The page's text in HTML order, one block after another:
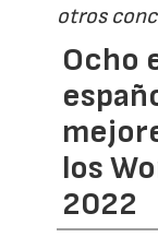
otros
Ocho
los
2022